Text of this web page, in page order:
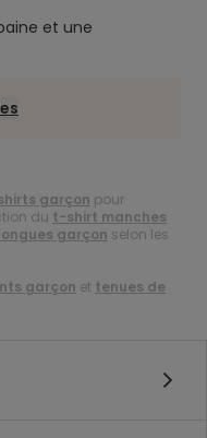
et une
garçon pour
du t-shirt manches
garçon selon les
garçon et tenues de